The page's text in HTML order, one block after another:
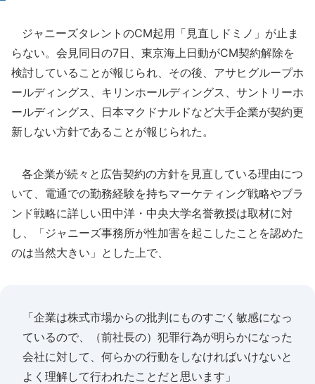
ジャニーズタレントのCM起用「見直しドミノ」が止ま
らない。会見同日の7日、東京海上日動がCM契約解除を
検討していることが報じられ、その後、アサヒグループホ
ールディングス、キリンホールディングス、サントリーホ
ールディングス、日本マクドナルドなど大手企業が契約更
新しない方針であることが報じられた。
各企業が続々と広告契約の方針を見直している理由につ
いて、電通での勤務経験を持ちマーケティング戦略やブラ
ンド戦略に詳しい田中洋・中央大学名誉教授は取材に対
し、「ジャニーズ事務所が性加害を起こしたことを認めた
のは当然大きい」とした上で、
「企業は株式市場からの批判にものすごく敏感になっ
ているので、（前社長の）犯罪行為が明らかになった
会社に対して、何らかの行動をしなければいけないと
よく理解して行われたことだと思います」